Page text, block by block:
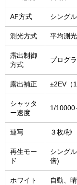
AF方式 シング
測光方式 平均測
露出制御
方式
プログ
露出補正 ±2EV（
シャッタ
ー速度
1/10000
連写 ３枚/秒
再生モー
ド
シング
倍)
ホワイト
自動、